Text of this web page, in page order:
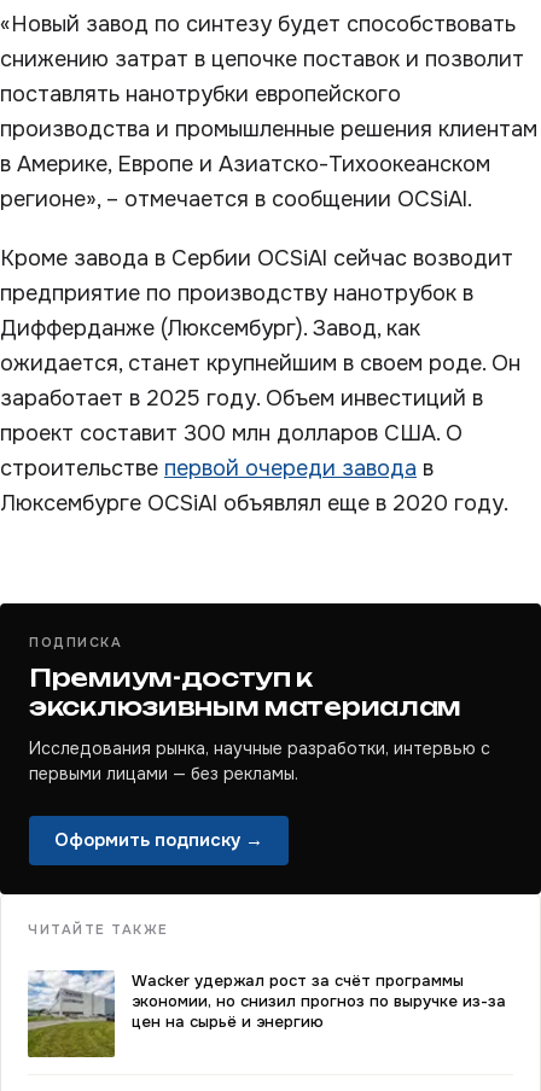
«Новый завод по синтезу будет способствовать
снижению затрат в цепочке поставок и позволит
поставлять нанотрубки европейского
производства и промышленные решения клиентам
в Америке, Европе и Азиатско-Тихоокеанском
регионе», – отмечается в сообщении OCSiAl.
Кроме завода в Сербии OCSiAl сейчас возводит
предприятие по производству нанотрубок в
Дифферданже (Люксембург). Завод, как
ожидается, станет крупнейшим в своем роде. Он
заработает в 2025 году. Объем инвестиций в
проект составит 300 млн долларов США. О
строительстве первой очереди завода в
Люксембурге OCSiAl объявлял еще в 2020 году.
ПОДПИСКА
Премиум-доступ к
эксклюзивным материалам
Исследования рынка, научные разработки, интервью с
первыми лицами — без рекламы.
Оформить подписку →
ЧИТАЙТЕ ТАКЖЕ
Wacker удержал рост за счёт программы
экономии, но снизил прогноз по выручке из-за
цен на сырьё и энергию